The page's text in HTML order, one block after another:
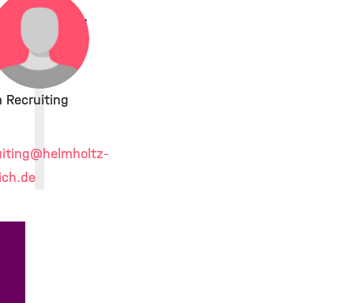
Team
Recruiting
Recruiting
@helmholtz-